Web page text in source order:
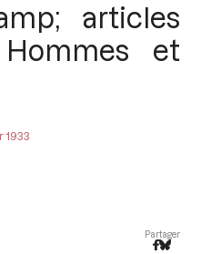
articles
et
1933
Partager